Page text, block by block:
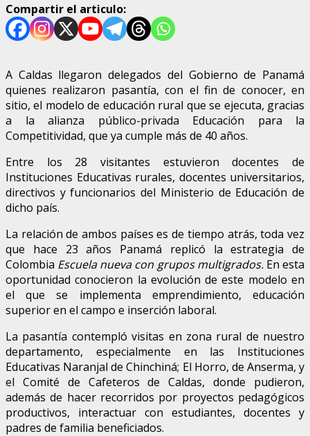
Compartir el articulo:
A Caldas llegaron delegados del Gobierno de Panamá
quienes realizaron pasantía, con el fin de conocer, en
sitio, el modelo de educación rural que se ejecuta, gracias
a la alianza público-privada Educación para la
Competitividad, que ya cumple más de 40 años.
Entre los 28 visitantes estuvieron docentes de
Instituciones Educativas rurales, docentes universitarios,
directivos y funcionarios del Ministerio de Educación de
dicho país.
La relación de ambos países es de tiempo atrás, toda vez
que hace 23 años Panamá replicó la estrategia de
Colombia Escuela nueva con grupos multigrados. En esta
oportunidad conocieron la evolución de este modelo en
el que se implementa emprendimiento, educación
superior en el campo e inserción laboral.
La pasantía contempló visitas en zona rural de nuestro
departamento, especialmente en las Instituciones
Educativas Naranjal de Chinchiná; El Horro, de Anserma, y
el Comité de Cafeteros de Caldas, donde pudieron,
además de hacer recorridos por proyectos pedagógicos
productivos, interactuar con estudiantes, docentes y
padres de familia beneficiados.